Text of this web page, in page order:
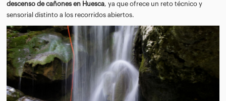
descenso de cañones en Huesca, ya que ofrece un reto técnico y
sensorial distinto a los recorridos abiertos.